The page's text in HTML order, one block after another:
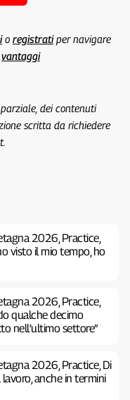
o registratiper navigare
vantaggi
dei contenuti
scritta da richiedere
2026, Practice,
visto il mio tempo, ho
2026, Practice,
qualche decimo
nell’ultimo settore”
2026, Practice, Di
anche in termini